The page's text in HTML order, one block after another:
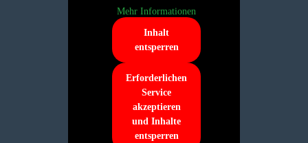
Mehr Informationen
Inhalt
entsperren
Erforderlichen
Service
akzeptieren
und Inhalte
entsperren